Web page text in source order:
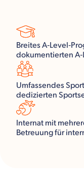
Breites
dokumentierten
Umfassendes
dedizierten
Internat mit
Betreuung für